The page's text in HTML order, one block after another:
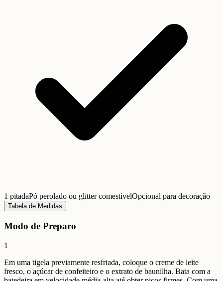
1 pitadaPó perolado ou glitter comestívelOpcional para decoração
Tabela de Medidas
Modo de Preparo
1
Em uma tigela previamente resfriada, coloque o creme de leite
fresco, o açúcar de confeiteiro e o extrato de baunilha. Bata com a